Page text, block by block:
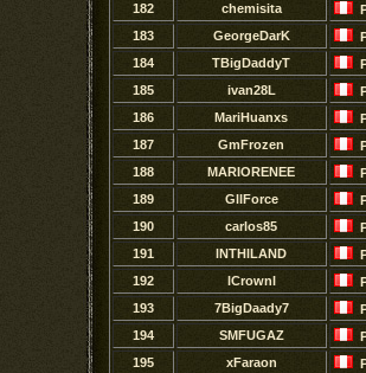
182
chemisita
183
GeorgeDarK
184
TBigDaddyT
185
ivan28L
186
MariHuanxs
187
GmFrozen
188
MARIORENEE
189
GllForce
190
carlos85
191
lNTHlLAND
192
lCrownl
193
7BigDaady7
194
SMFUGAZ
195
xFaraon